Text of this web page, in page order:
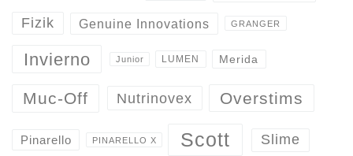
Fizik Genuine Innovations GRANGER
Invierno Junior LUMEN Merida
Muc-Off Nutrinovex Overstims
Pinarello PINARELLO X Scott Slime